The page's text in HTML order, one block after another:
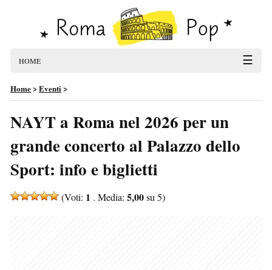
HOME ☰
Home>Eventi>
NAYT a Roma nel 2026 per un
grande concerto al Palazzo dello
Sport: info e biglietti
(Voti: 1 . Media: 5,00su 5)